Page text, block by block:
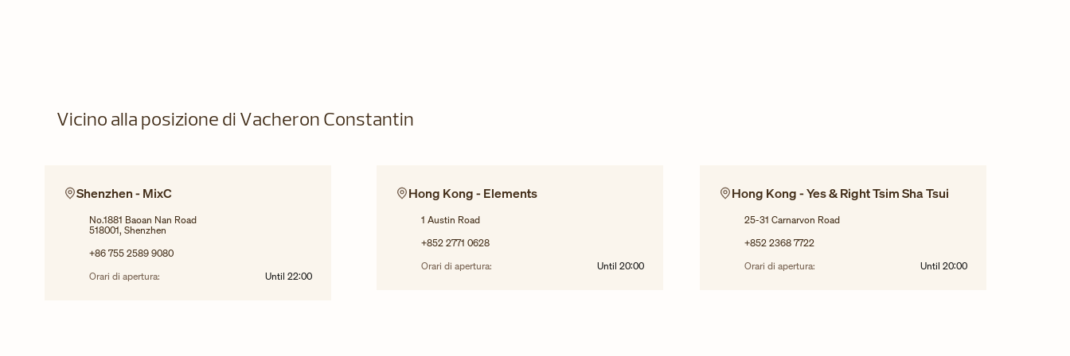
Vicino alla posizione di Vacheron Constantin
Shenzhen - MixC
No.1881 Baoan Nan Road
518001, Shenzhen
+86 755 2589 9080
Orari di apertura:
Until 22:00
Hong Kong - Elements
1 Austin Road
+852 2771 0628
Orari di apertura:
Until 20:00
Hong Kong - Yes & Right Tsim Sha Tsui
25-31 Carnarvon Road
+852 2368 7722
Orari di apertura:
Until20:00